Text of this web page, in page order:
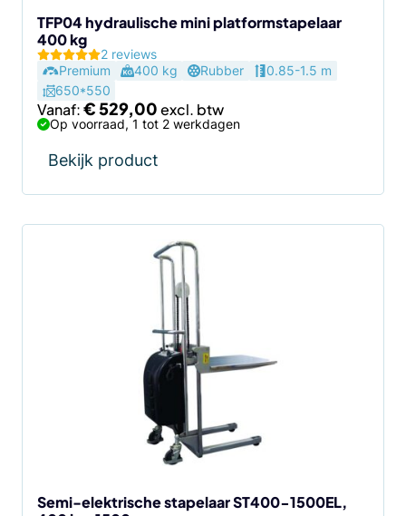
TFP04 hydraulische mini platformstapelaar
400 kg
2 reviews
Premium
400 kg Rubber
0.85-1.5 m
650*550
Vanaf:€529,00
Op voorraad, 1 tot 2 werkdagen
Bekijk product
de
productpagina
Semi-elektrische stapelaar ST400-1500EL,